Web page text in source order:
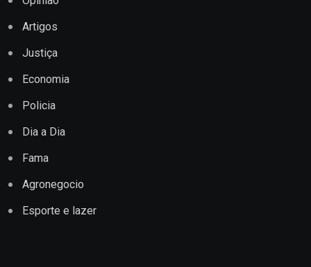
Artigos
Justiça
Economia
Policia
Dia a Dia
Fama
Agronegocio
Esporte e lazer